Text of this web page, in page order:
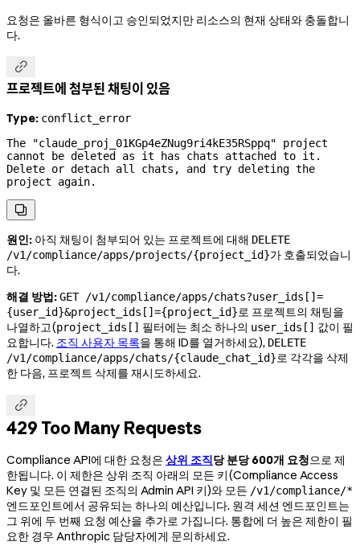
요청은 올바른 형식이고 승인되었지만 리소스의 현재 상태와 충돌합니
다.

프로젝트에 첨부된 채팅이 있음
Type: conflict_error
The "claude_proj_01KGp4eZNug9ri4kE35RSppq" project
cannot be deleted as it has chats attached to it.
Delete or detach all chats, and try deleting the
project again.

원인: 아직 채팅이 첨부되어 있는 프로젝트에 대해 DELETE
/v1/compliance/apps/projects/{project_id}가 호출되었습니
다.
해결 방법:GET /v1/compliance/apps/chats?user_ids[]=
{user_id}&project_ids[]={project_id}로 프로젝트의 채팅을
나열하고(project_ids[] 필터에는 최소 하나의 user_ids[] 값이 필
요합니다. 조직 사용자 목록을 통해 ID를 열거하세요), DELETE
/v1/compliance/apps/chats/{claude_chat_id}로 각각을 삭제
한 다음, 프로젝트 삭제를 재시도하세요.

429 Too Many Requests
Compliance API에 대한 요청은 상위 조직당 분당 600개 요청으로 제
한됩니다. 이 제한은 상위 조직 아래의 모든 키(Compliance Access
Key 및 모든 연결된 조직의 Admin API 키)와 모든 /v1/compliance/*
엔드포인트에서 공유되는 하나의 예산입니다. 원격 세션 엔드포인트는
그 위에 두 번째 요청 예산을 추가로 가집니다. 통합에 더 높은 제한이 필
요한 경우 Anthropic 담당자에게 문의하세요.